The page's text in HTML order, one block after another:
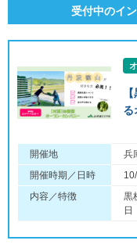
受付中のイ
る
開催地
兵
開催時期／日時
内容／特徴
黒
日